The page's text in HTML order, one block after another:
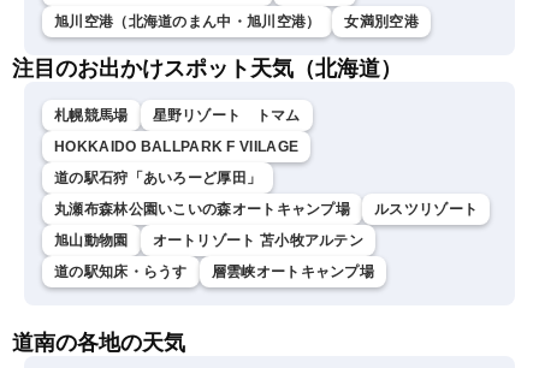
旭川空港（北海道のまん中・旭川空港）
女満別空港
注目のお出かけスポット天気（北海道）
札幌競馬場
星野リゾート トマム
HOKKAIDO BALLPARK F VIILAGE
道の駅石狩「あいろーど厚田」
丸瀬布森林公園いこいの森オートキャンプ場
ルスツリゾート
旭山動物園
オートリゾート 苫小牧アルテン
道の駅知床・らうす
層雲峡オートキャンプ場
道南の各地の天気